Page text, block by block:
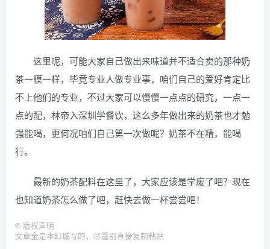
这里呢，可能大家自己做出来味道并不适合卖的那种奶
茶一模一样，毕竟专业人做专业事，咱们自己的爱好肯定比
不上他们的专业，不过大家可以慢慢一点点的研究，一点一
点的配，林帝入深圳学餐饮，这么多年做出来的奶茶也才勉
强能喝，更何况咱们自己第一次做呢？奶茶不在精，能喝
行。
最新的奶茶配料在这里了，大家应该是学废了吧？现在
也知道奶茶怎么做了吧，赶快去做一杯尝尝吧！
© 版权声明
文章全是本幻城写的，尽量别直接复制粘贴